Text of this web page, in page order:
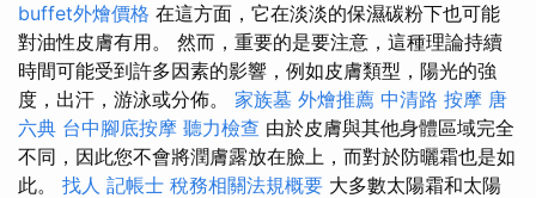
buffet外燴價格 在這方面，它在淡淡的保濕碳粉下也可能
對油性皮膚有用。 然而，重要的是要注意，這種理論持續
時間可能受到許多因素的影響，例如皮膚類型，陽光的強
度，出汗，游泳或分佈。 家族墓 外燴推薦 中清路 按摩 唐
六典 台中腳底按摩 聽力檢查 由於皮膚與其他身體區域完全
不同，因此您不會將潤膚露放在臉上，而對於防曬霜也是如
此。 找人 記帳士 稅務相關法規概要 大多數太陽霜和太陽